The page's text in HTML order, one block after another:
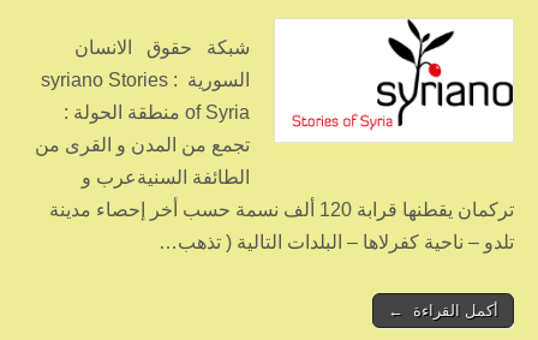
شبكة حقوق الانسان
السورية : syriano Stories
of Syria منطقة الحولة :
تجمع من المدن و القرى من
الطائفة السنيةعرب و
تركمان يقطنها قرابة 120 ألف نسمة حسب أخر إحصاء مدينة
تلدو – ناحية كفرلاها – البلدات التالية ( تذهب…
أكمل القراءة ←